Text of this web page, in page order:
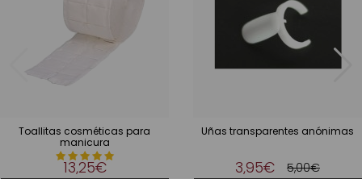
Toallitas cosméticas para
manicura
13,25€
Uñas transparentes anónimas
3,95€ 5,00€